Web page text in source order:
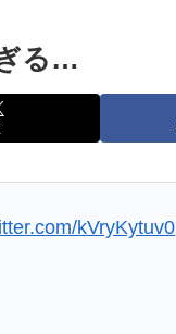
る…
kVryKytuv0